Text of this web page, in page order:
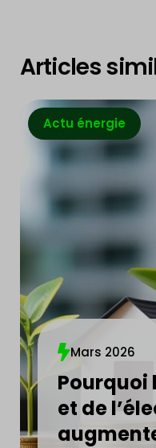
Articles
Actu énergie
Mars 2026
Pourquoi
et de